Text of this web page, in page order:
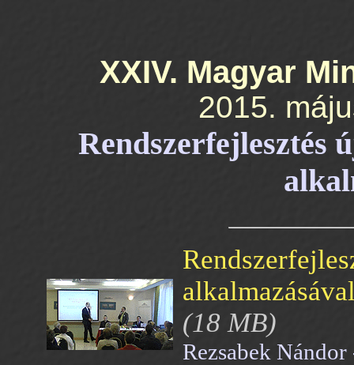
XXIV. Magyar
2015.
Rendszerfejlesztés
(18 MB)
Rezsabek